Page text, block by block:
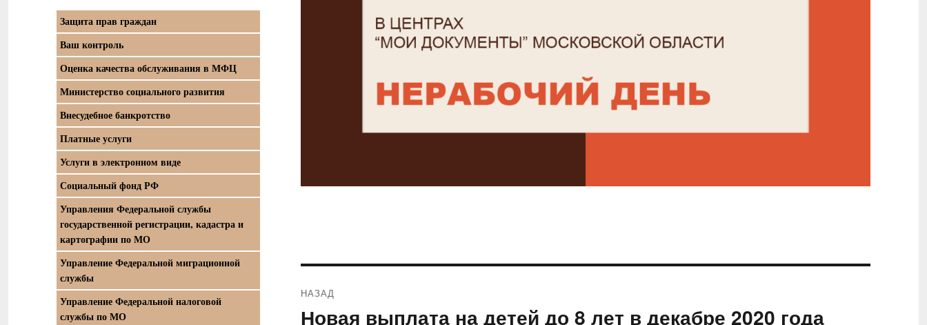
по
НАЗАД
Предыдущая
Новая выплата на детей до 8 лет в декабре 2020 года
Защита прав граждан
Ваш контроль
Оценка качества обслуживания в МФЦ
Министерство социального развития
Внесудебное банкротство
Платные услуги
Услуги в электронном виде
Социальный фонд РФ
Управления Федеральной службы
государственной регистрации, кадастра и
картографии по МО
Управление Федеральной миграционной
службы
Управление Федеральной налоговой
службы по МО